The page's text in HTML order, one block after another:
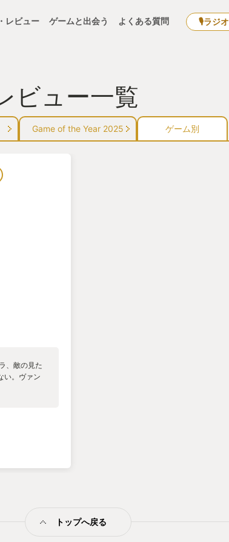
レビュー ゲームと出会う よくある質問 🎙ラジオ
ビュー一覧
Game of the Year 2025 ゲーム別
、敵の見た
い。ヴァン
トップへ戻る